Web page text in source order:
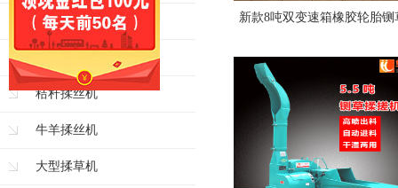
新款8吨双变速箱橡胶轮胎
玉米秸秆铡草机
秸秆揉丝机
牛羊揉丝机
大型揉草机